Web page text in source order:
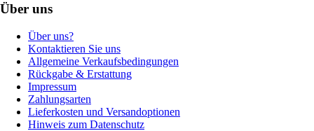
Über uns
Über uns?
Kontaktieren Sie uns
Allgemeine Verkaufsbedingungen
Rückgabe & Erstattung
Impressum
Zahlungsarten
Lieferkosten und Versandoptionen
Hinweis zum Datenschutz